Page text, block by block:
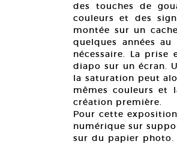
des touches de
couleurs et des
montée sur un
quelques années
nécessaire. La
diapo sur un écran.
la saturation peut
mêmes couleurs et
création première.
Pour cette
numérique sur
sur du papier photo.